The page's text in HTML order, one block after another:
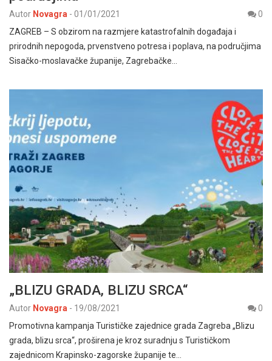
Autor Novagra - 01/01/2021
0
ZAGREB – S obzirom na razmjere katastrofalnih događaja i
prirodnih nepogoda, prvenstveno potresa i poplava, na područjima
Sisačko-moslavačke županije, Zagrebačke…
„BLIZU GRADA, BLIZU SRCA“
Autor Novagra - 19/08/2021
0
Promotivna kampanja Turističke zajednice grada Zagreba „Blizu
grada, blizu srca“, proširena je kroz suradnju s Turističkom
zajednicom Krapinsko-zagorske županije te…